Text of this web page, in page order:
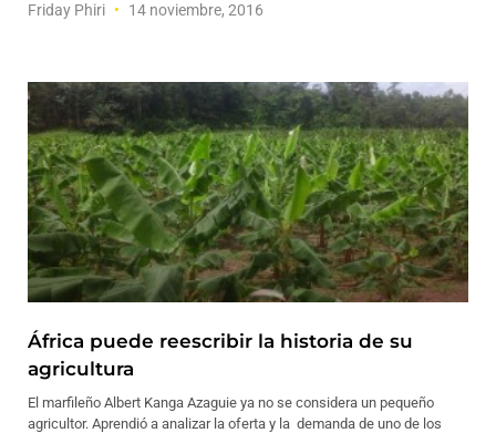
Friday Phiri 14 noviembre, 2016
África puede reescribir la historia de su
agricultura
El marfileño Albert Kanga Azaguie ya no se considera un pequeño
agricultor. Aprendió a analizar la oferta y la demanda de uno de los